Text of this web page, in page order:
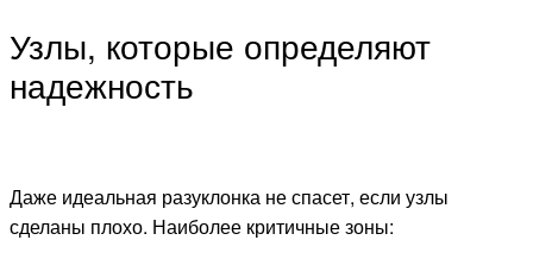
Узлы, которые определяют
надежность
Даже идеальная разуклонка не спасет, если узлы
сделаны плохо. Наиболее критичные зоны: